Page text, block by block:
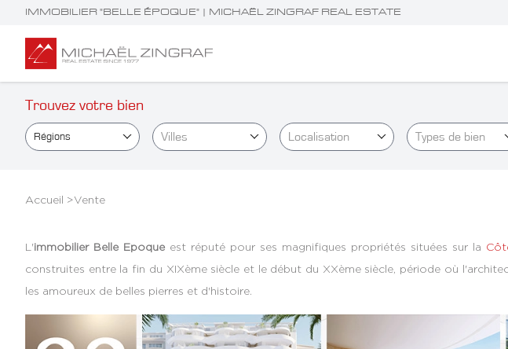
IMMOBILIER "BELLE ÉPOQUE" | MICHAËL ZINGRAF REAL ESTATE
Trouvez votre bien
Régions Villes Localisation Types de bien
Accueil >Vente
L'immobilier Belle Epoque est réputé pour ses magnifiques propriétés situées sur la
construites entre la fin du XIXème siècle et le début du XXème siècle, période où
les amoureux de belles pierres et d'histoire.